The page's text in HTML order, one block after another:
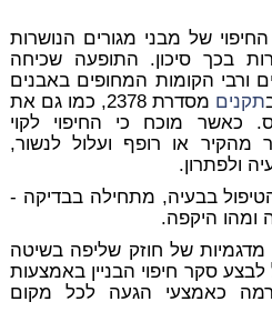
של מבני מגורים הנושרות
בכך סיכון. התופעה שכיחה
ורבי הקומות המחופים באבנים
תקנים
מסדרת 2378, כמו גם את
כאשר מוכח כי החיפוי לקוי
מהקיר או רופף ועלול לנשור,
ולפתרון.
בבעיה, מתחילה בבדיקה -
ומהו היקפה.
של חוזק שליפה בשיטה
לבצע סקר חיפוי הבניין באמצעות
כאמצעי הגעה לכל מקום